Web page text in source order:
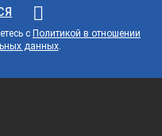
с Политикой в отношении
данных.